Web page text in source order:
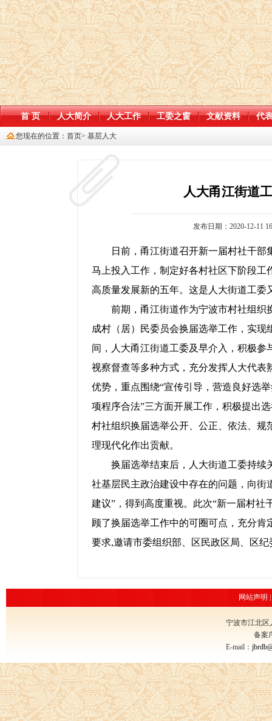
首 页 人大简介 人大工作 工委之窗 文献资料 代
您现在的位置： 首页> 基层人大
人大甬江街道
发布日期：2020-12-11
日前，甬江街道召开新一届村社干部
马上投入工作，制定好各村社区下阶段工
高质量发展新的五年。这是人大街道工委
前期，甬江街道作为宁波市村社组织
成村（居）民委员会换届选举工作，实现
间，人大甬江街道工委及早介入，积极
视察督查等多种方式，充分发挥人大代
优势，重点围绕“宣传引导，营造良好选
项程序合法”三方面开展工作，积极提出
村社组织换届选举公开、公正、依法、
理现代化作出贡献。
换届选举结束后，人大街道工委持续
社基层民主政治建设中存在的问题，向街
建议”，得到高度重视。此次“新一届村
顾了换届选举工作中的可圈可点，充分
要求,邀请市委组织部、区民政区局、区
网站声明
宁波市江北区
备案
E-mail：